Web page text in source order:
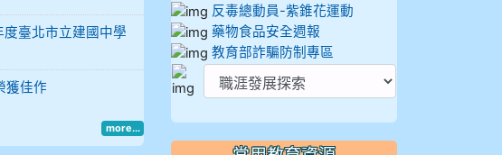
臺北市立建國中學
獲佳作
more...
反毒總動員-紫錐花運動
藥物食品安全週報
教育部詐騙防制專區